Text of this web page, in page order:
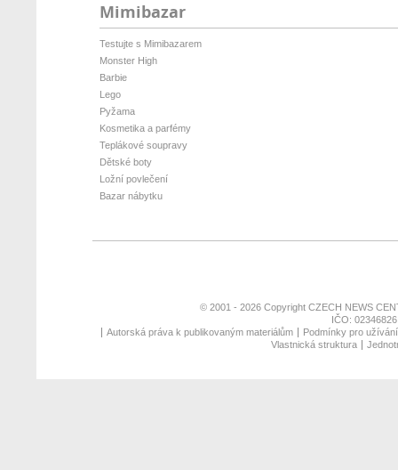
Mimibazar
Testujte s Mimibazarem
Monster High
Barbie
Lego
Pyžama
Kosmetika a parfémy
Teplákové soupravy
Dětské boty
Ložní povlečení
Bazar nábytku
© 2001 - 2026 Copyright CZECH NEWS
IČO:
Autorská práva k publikovaným materiálům
Podmínky pro
Vlastnická struktura